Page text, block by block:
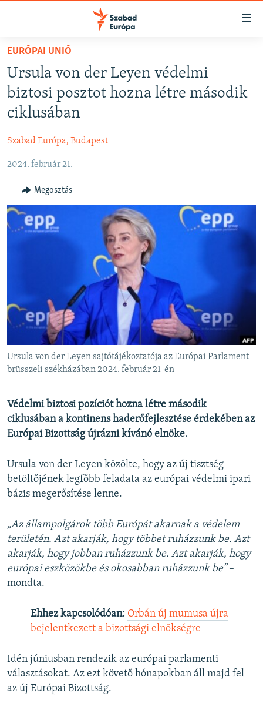
Akadálymentes
Ugrás
oldalra
Ugrás
tartalomjegyzékre
NAPIRENDEN
PODCASTOK
ELEMZŐ
NER15
SZABADON
TÁRSADALOM
DEMOKRÁCIA
A PÉNZ NYOMÁBAN
VILÁG
KLÍMAVÁLTOZÁS
A MÚLT TANULSÁGAI
KÖVESSEN MINKET!
Valamennyi RFE/RL weboldal
EURÓPAI UNIÓ
Ursula von der Leyen védelmi
biztosi posztot hozna létre második
ciklusában
Szabad Európa, Budapest
2024. február 21.
Megosztás
Ursula von der Leyen sajtótájékoztatója az Európai Parlament
brüsszeli székházában 2024. február 21-én
Védelmi biztosi pozíciót hozna létre második
ciklusában a kontinens haderőfejlesztése érdekében az
Európai Bizottság újrázni kívánó elnöke.
Ursula von der Leyen közölte, hogy az új tisztség
betöltőjének legfőbb feladata az európai védelmi ipari
bázis megerősítése lenne.
„Az állampolgárok több Európát akarnak a védelem
területén. Azt akarják, hogy többet ruházzunk be. Azt
akarják, hogy jobban ruházzunk be. Azt akarják, hogy
európai eszközökbe és okosabban ruházzunk be”–
mondta.
Ehhez kapcsolódóan: Orbán új mumusa újra
bejelentkezett a bizottsági elnökségre
Idén júniusban rendezik az európai parlamenti
választásokat. Az ezt követő hónapokban áll majd fel
az új Európai Bizottság.
Spotify